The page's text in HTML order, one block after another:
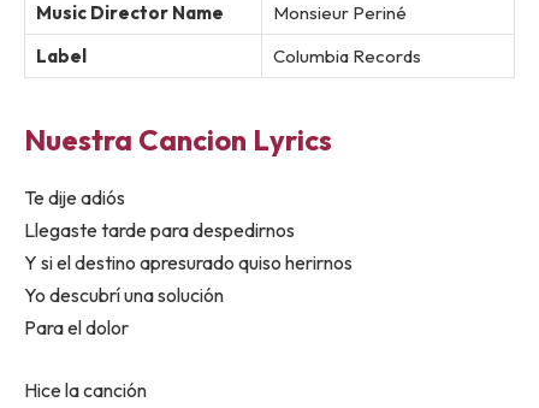
Music Director Name
Monsieur Periné
Label
Columbia Records
Nuestra Cancion Lyrics
Te dije adiós
Llegaste tarde para despedirnos
Y si el destino apresurado quiso herirnos
Yo descubrí una solución
Para el dolor
Hice la canción